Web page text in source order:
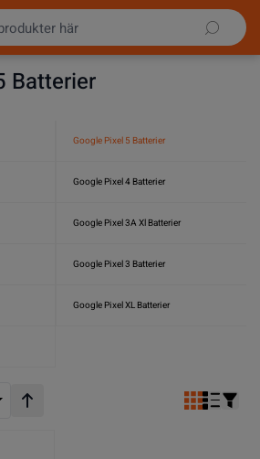
Batterier
Google Pixel 5 Batterier
Google Pixel 4 Batterier
Google Pixel 3A Xl Batterier
Google Pixel 3 Batterier
Google Pixel XL Batterier
Stigande ordning